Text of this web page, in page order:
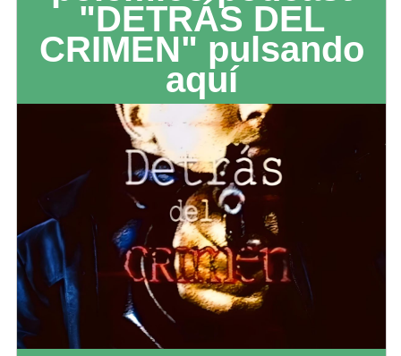
"DETRÁS DEL
CRIMEN" pulsando
aquí